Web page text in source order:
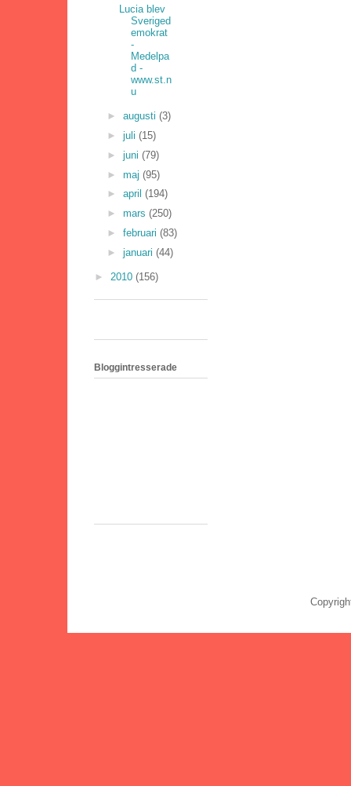
Lucia blev
Sveriged
emokrat
-
Medelpa
d -
www.st.n
u
► augusti (3)
► juli (15)
► juni (79)
► maj (95)
► april (194)
► mars (250)
► februari (83)
► januari (44)
► 2010 (156)
Bloggintresserade